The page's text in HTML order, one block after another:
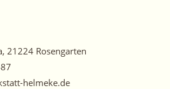
21224 Rosengarten
helmeke.de